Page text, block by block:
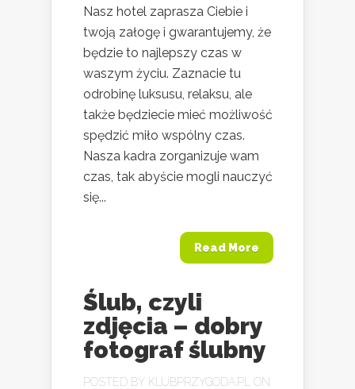
Nasz hotel zaprasza Ciebie i
twoją załogę i gwarantujemy, że
będzie to najlepszy czas w
waszym życiu. Zaznacie tu
odrobinę luksusu, relaksu, ale
także będziecie mieć możliwość
spędzić miło wspólny czas.
Nasza kadra zorganizuje wam
czas, tak abyście mogli nauczyć
się...
Read More
Ślub, czyli
zdjęcia – dobry
fotograf ślubny
POSTED BY KLUBPRZYGODA.PL
ON